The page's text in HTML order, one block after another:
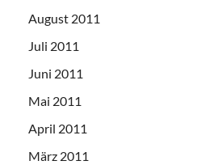
August 2011
Juli 2011
Juni 2011
Mai 2011
April 2011
März 2011